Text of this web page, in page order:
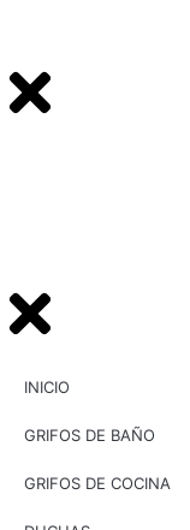
INICIO
GRIFOS DE BAÑO
GRIFOS DE COCINA
Inicio / Productos
Serie